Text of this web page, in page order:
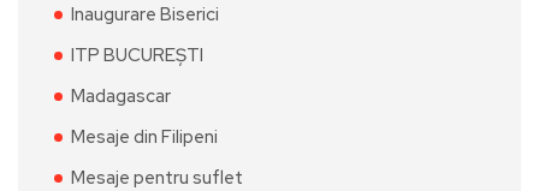
Inaugurare Biserici
ITP BUCUREȘTI
Madagascar
Mesaje din Filipeni
Mesaje pentru suflet